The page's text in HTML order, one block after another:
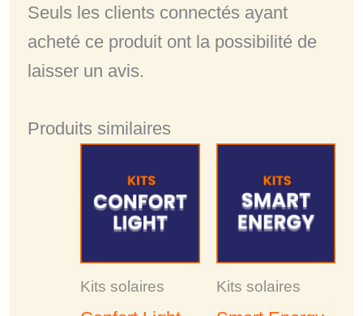
Seuls les clients connectés ayant
acheté ce produit ont la possibilité de
laisser un avis.
Produits similaires
Kits solaires Kits solaires